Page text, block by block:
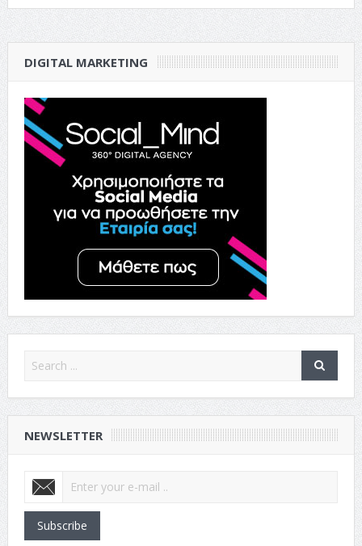
DIGITAL MARKETING
NEWSLETTER
Subscribe